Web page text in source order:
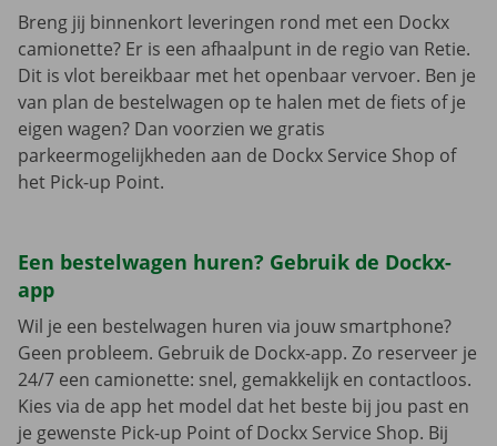
Breng jij binnenkort leveringen rond met een Dockx
camionette? Er is een afhaalpunt in de regio van Retie.
Dit is vlot bereikbaar met het openbaar vervoer. Ben je
van plan de bestelwagen op te halen met de fiets of je
eigen wagen? Dan voorzien we gratis
parkeermogelijkheden aan de Dockx Service Shop of
het Pick-up Point.
Een bestelwagen huren? Gebruik de Dockx-
app
Wil je een bestelwagen huren via jouw smartphone?
Geen probleem. Gebruik de Dockx-app. Zo reserveer je
24/7 een camionette: snel, gemakkelijk en contactloos.
Kies via de app het model dat het beste bij jou past en
je gewenste Pick-up Point of Dockx Service Shop. Bij